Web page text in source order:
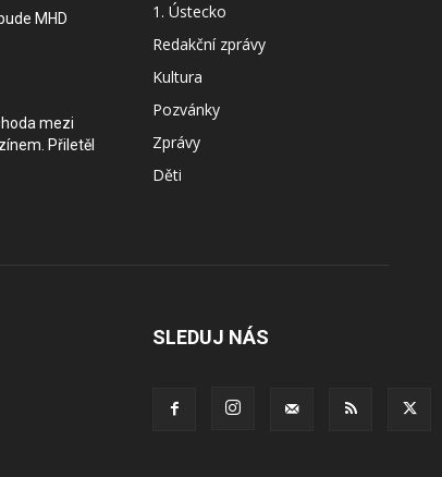
MHD
mezi
Přiletěl
1. Ústecko
Redakční zprávy
Kultura
Pozvánky
Zprávy
Děti
SLEDUJ NÁS